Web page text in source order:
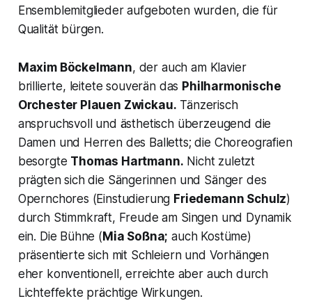
Ensemblemitglieder aufgeboten wurden, die für
Qualität bürgen.
Maxim Böckelmann, der auch am Klavier
brillierte, leitete souverän das Philharmonische
Orchester Plauen Zwickau. Tänzerisch
anspruchsvoll und ästhetisch überzeugend die
Damen und Herren des Balletts; die Choreografien
besorgte Thomas Hartmann. Nicht zuletzt
prägten sich die Sängerinnen und Sänger des
Opernchores (Einstudierung Friedemann Schulz)
durch Stimmkraft, Freude am Singen und Dynamik
ein. Die Bühne ( Mia Soßna; auch Kostüme)
präsentierte sich mit Schleiern und Vorhängen
eher konventionell, erreichte aber auch durch
Lichteffekte prächtige Wirkungen.